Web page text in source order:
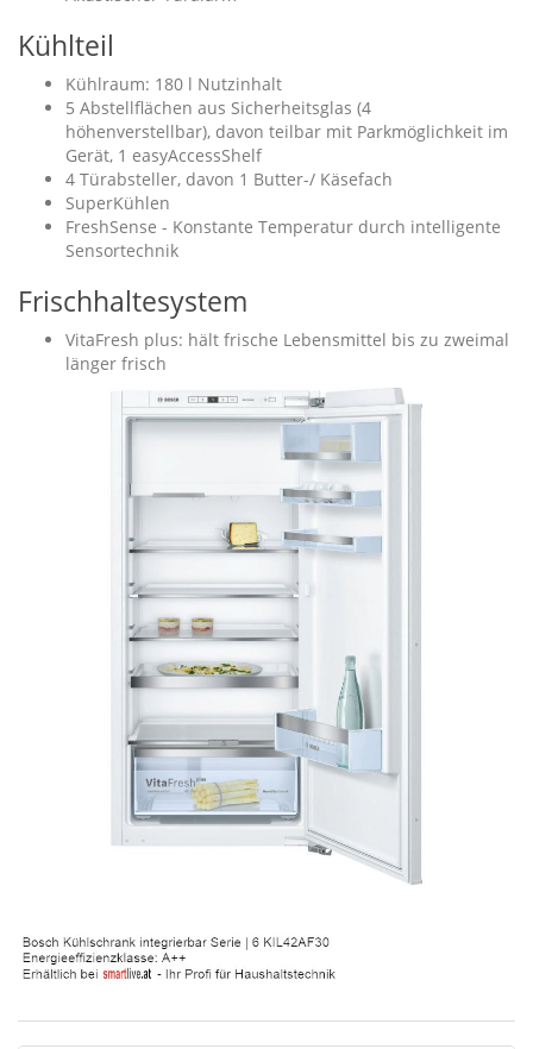
Kühlteil
Kühlraum: 180 l Nutzinhalt
5 Abstellflächen aus Sicherheitsglas (4
höhenverstellbar), davon teilbar mit Parkmöglichkeit im
Gerät, 1 easyAccessShelf
4 Türabsteller, davon 1 Butter-/ Käsefach
SuperKühlen
FreshSense - Konstante Temperatur durch intelligente
Sensortechnik
Frischhaltesystem
VitaFresh plus: hält frische Lebensmittel bis zu zweimal
länger frisch